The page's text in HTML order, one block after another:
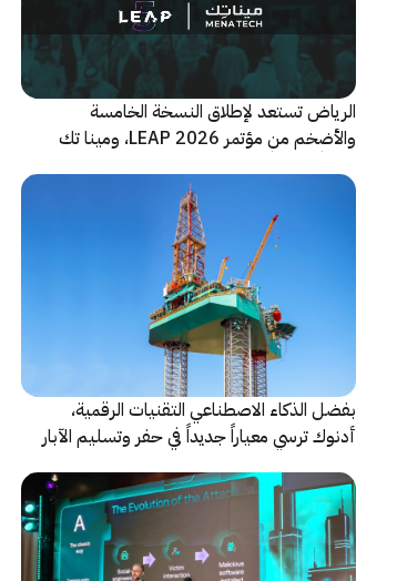
الرياض تستعد لإطلاق النسخة الخامسة
والأضخم من مؤتمر LEAP 2026، ومينا تك
بفضل الذكاء الاصطناعي التقنيات الرقمية،
أدنوك ترسي معياراً جديداً في حفر وتسليم الآبار